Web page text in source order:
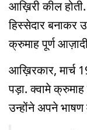
आख़िरी कील
हिस्सेदार बनाकर
क्रुमाह पूर्ण
आख़िरकार, मार्च
पड़ा. क्वामे
उन्होंने अपने भाषण